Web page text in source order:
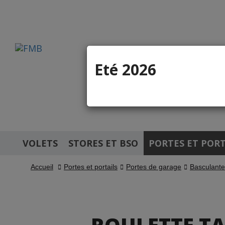
VOLETS STORES ET BSO PORTES ET
Site réservé
Accueil Portes et portails Portes de garage
Eté 2026